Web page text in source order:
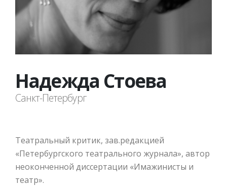
Надежда Стоева
Санкт-Петербург
Театральный критик, зав.редакцией
«Петербургского театрального журнала», автор
неоконченной диссертации «Имажинисты и
театр».